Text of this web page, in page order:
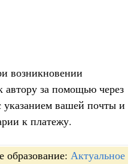
возникновении
автору за помощью через
указанием вашей почты и
к платежу.
образование: Актуальное